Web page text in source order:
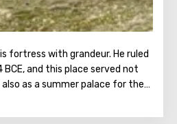
fortress with grandeur. He ruled
and this place served not
as a summer palace for the
the district. Later, it became
king and his monument.